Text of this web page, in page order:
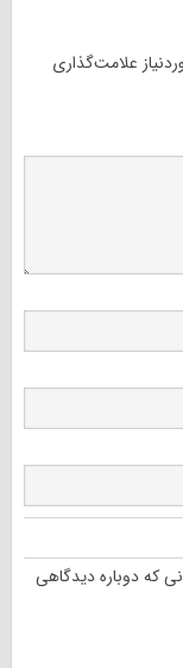
علامت‌گذاری
که دوباره دیدگاهی